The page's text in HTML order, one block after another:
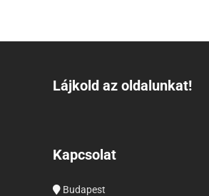
Lájkold az oldalunkat!
Kapcsolat
Budapest